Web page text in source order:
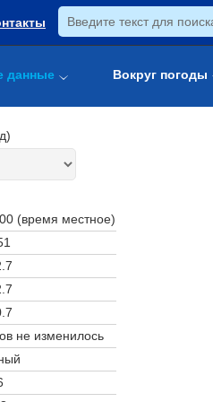
данные Вокруг погоды
(время местное)
не изменилось